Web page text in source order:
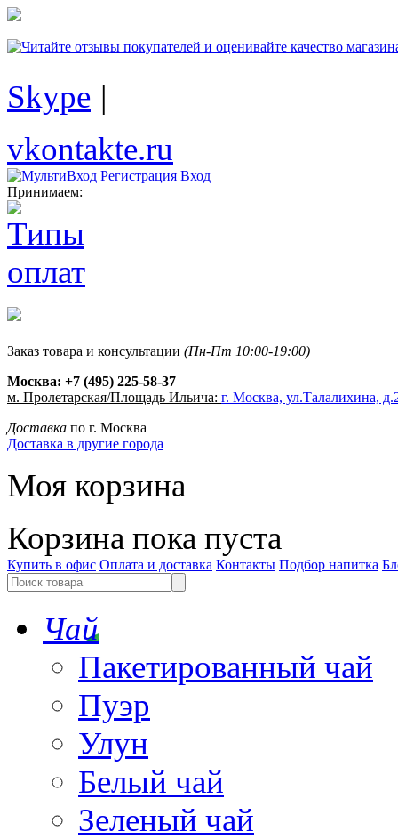
Skype |
vkontakte.ru
Регистрация Вход
Принимаем:
Заказ товара и консультации (Пн-Пт 10:00-19:00)
Москва: +7 (495) 225-58-37
м. Пролетарская/Площадь Ильича: г. Москва, ул.Талалихина,
Доставка по г. Москва
Доставка в другие города
Моя корзина
Корзина пока пуста
Купить в офис Оплата и доставка Контакты Подбор напитка
Чай
Пакетированный чай
Пуэр
Улун
Белый чай
Зеленый чай